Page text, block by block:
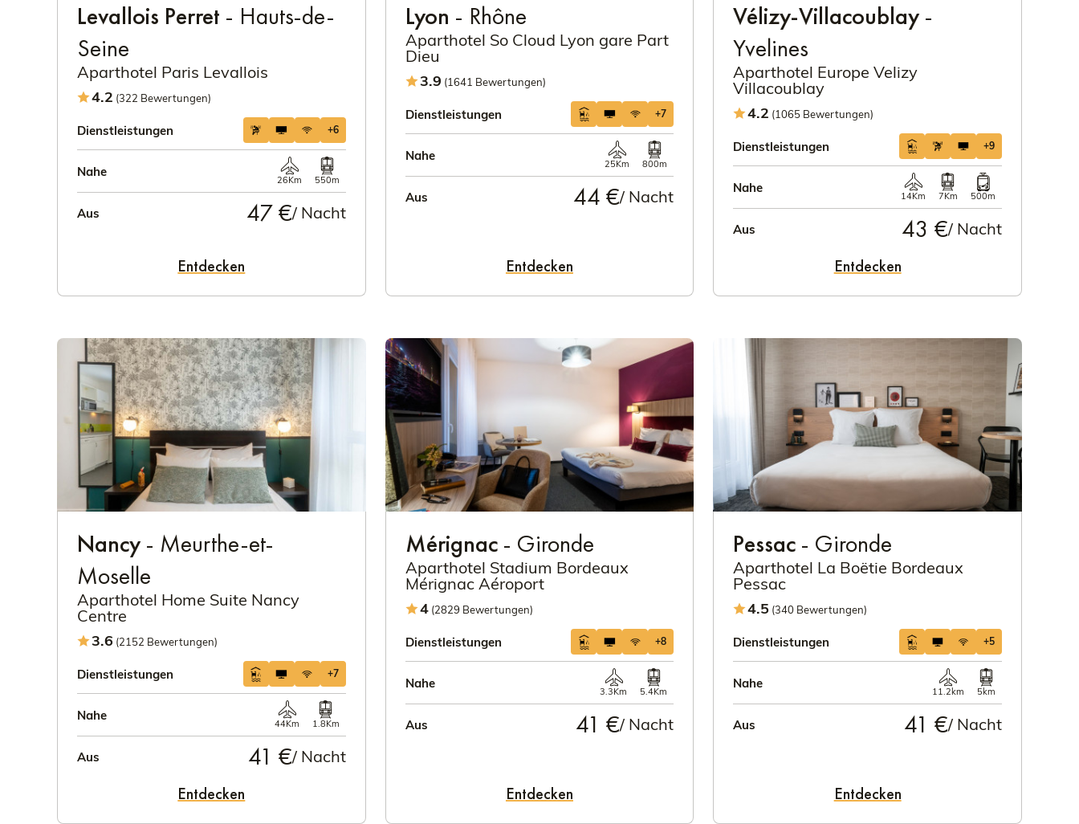
Levallois Perret - Hauts-de-
Seine
Aparthotel Paris Levallois
4.2 (322 Bewertungen)
Dienstleistungen +6
Nahe
26Km 550m
Aus 47 €/ Nacht
Entdecken
Lyon - Rhône
Aparthotel So Cloud Lyon gare Part
Dieu
3.9 (1641 Bewertungen)
Dienstleistungen +7
Nahe
25Km 800m
Aus 44 €/ Nacht
Entdecken
Vélizy-Villacoublay -
Yvelines
Aparthotel Europe Velizy
Villacoublay
4.2 (1065 Bewertungen)
Dienstleistungen +9
Nahe
14Km 7Km 500m
Aus 43 €/ Nacht
Entdecken
Nancy - Meurthe-et-
Moselle
Aparthotel Home Suite Nancy
Centre
3.6 (2152 Bewertungen)
Dienstleistungen +7
Nahe
44Km 1.8Km
Aus 41 €/ Nacht
Entdecken
Mérignac- Gironde
Aparthotel Stadium Bordeaux
Mérignac Aéroport
4(2829 Bewertungen)
Dienstleistungen +8
Nahe
3.3Km 5.4Km
Aus 41 €/ Nacht
Entdecken
Pessac - Gironde
Aparthotel La Boëtie Bordeaux
Pessac
4.5 (340 Bewertungen)
Dienstleistungen +5
Nahe
11.2km 5km
Aus 41 €/ Nacht
Entdecken